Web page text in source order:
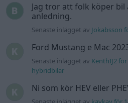
Jag tror att folk köper bil
anledning.
Senaste inlägget av Jokabsson
Ford Mustang e Mac
Senaste inlägget av KenthIJ2
hybridbilar
Ni som kör HEV eller